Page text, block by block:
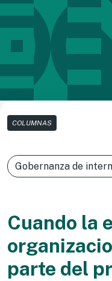
COLUMNAS
Gobernanza de
Cuando la
parte del